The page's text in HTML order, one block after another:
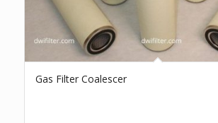
Gas Filter Coalescer